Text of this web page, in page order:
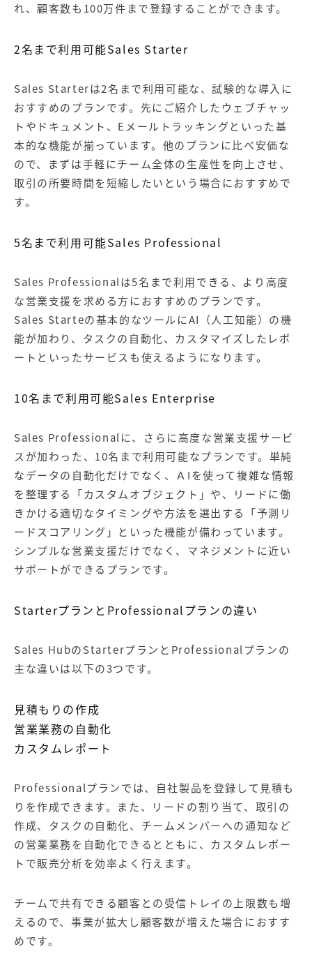
れ、顧客数も100万件まで登録することができます。
2名まで利用可能Sales Starter
Sales Starterは2名まで利用可能な、試験的な導入に
おすすめのプランです。先にご紹介したウェブチャッ
トやドキュメント、Eメールトラッキングといった基
本的な機能が揃っています。他のプランに比べ安価な
ので、まずは手軽にチーム全体の生産性を向上させ、
取引の所要時間を短縮したいという場合におすすめで
す。
5名まで利用可能Sales Professional
Sales Professionalは5名まで利用できる、より高度
な営業支援を求める方におすすめのプランです。
Sales Starteの基本的なツールにAI（人工知能）の機
能が加わり、タスクの自動化、カスタマイズしたレポ
ートといったサービスも使えるようになります。
10名まで利用可能Sales Enterprise
Sales Professionalに、さらに高度な営業支援サービ
スが加わった、10名まで利用可能なプランです。単純
なデータの自動化だけでなく、ＡIを使って複雑な情報
を整理する「カスタムオブジェクト」や、リードに働
きかける適切なタイミングや方法を選出する「予測リ
ードスコアリング」といった機能が備わっています。
シンプルな営業支援だけでなく、マネジメントに近い
サポートができるプランです。
StarterプランとProfessionalプランの違い
Sales HubのStarterプランとProfessionalプランの
主な違いは以下の3つです。
見積もりの作成
営業業務の自動化
カスタムレポート
Professionalプランでは、自社製品を登録して見積も
りを作成できます。また、リードの割り当て、取引の
作成、タスクの自動化、チームメンバーへの通知など
の営業業務を自動化できるとともに、カスタムレポー
トで販売分析を効率よく行えます。
チームで共有できる顧客との受信トレイの上限数も増
えるので、事業が拡大し顧客数が増えた場合におすす
めです。